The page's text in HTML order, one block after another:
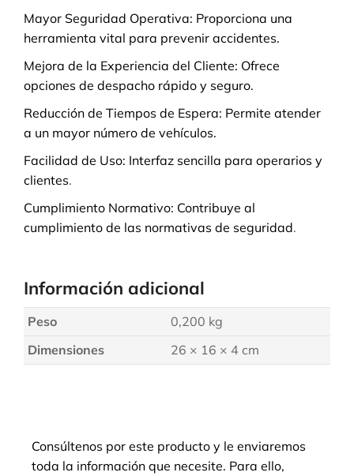
Mayor Seguridad Operativa: Proporciona una
herramienta vital para prevenir accidentes.
Mejora de la Experiencia del Cliente: Ofrece
opciones de despacho rápido y seguro.
Reducción de Tiempos de Espera: Permite atender
a un mayor número de vehículos.
Facilidad de Uso: Interfaz sencilla para operarios y
clientes.
Cumplimiento Normativo: Contribuye al
cumplimiento de las normativas de seguridad.
Información adicional
Peso
0,200 kg
Dimensiones
26 × 16 × 4 cm
Consúltenos por este producto y le enviaremos
toda la información que necesite. Para ello,